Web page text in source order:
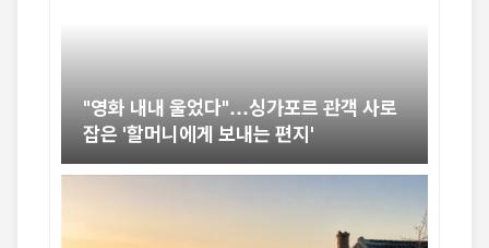
"영화 내내 울었다"…싱가포르 관객 사로
잡은 '할머니에게 보내는 편지'